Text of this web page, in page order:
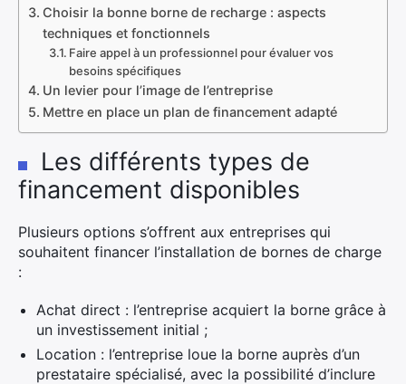
Choisir la bonne borne de recharge : aspects
techniques et fonctionnels
Faire appel à un professionnel pour évaluer vos
besoins spécifiques
Un levier pour l’image de l’entreprise
Mettre en place un plan de financement adapté
Les différents types de
financement disponibles
Plusieurs options s’offrent aux entreprises qui
souhaitent financer l’installation de bornes de charge
:
Achat direct : l’entreprise acquiert la borne grâce à
un investissement initial ;
Location : l’entreprise loue la borne auprès d’un
prestataire spécialisé, avec la possibilité d’inclure